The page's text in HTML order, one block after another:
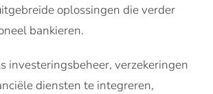
oplossingen die verder
bankieren.
investeringsbeheer, verzekeringen
diensten te integreren,